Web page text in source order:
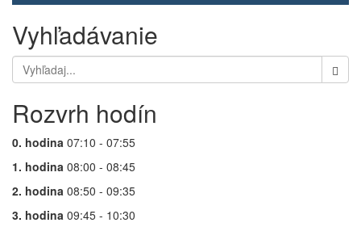
Vyhľadávanie
Rozvrh hodín
0. hodina 07:10 - 07:55
1. hodina 08:00 - 08:45
2. hodina 08:50 - 09:35
3. hodina 09:45 - 10:30